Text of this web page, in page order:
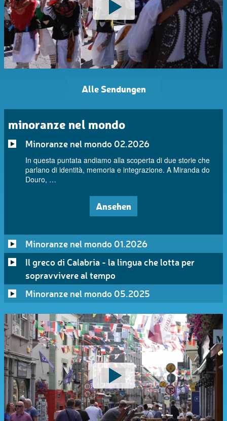
Alle Sendungen
minoranze nel mondo
Minoranze nel mondo 02.2026
In questa puntata andiamo alla scoperta di due storie che
parlano di identità, memoria e integrazione. A Miranda do
Douro, …
Ansehen
Minoranze nel mondo 01.2026
Il greco di Calabria - la lingua che lotta per
sopravvivere al tempo
Minoranze nel mondo 05.2025